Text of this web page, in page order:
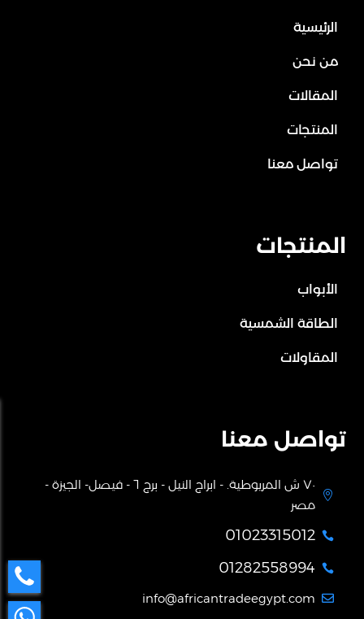
تواصل معنا

٧٠ ش المريوطية. - ابراج النيل - برج ٦ - فيصل- الجيزة -
مصر

01023315012

01282558994

info@africantradeegypt.com
المنتجات
الأبواب
الطاقة الشمسية
المقاولات
الرئيسية
من نحن
المقالات
المنتجات
تواصل معنا